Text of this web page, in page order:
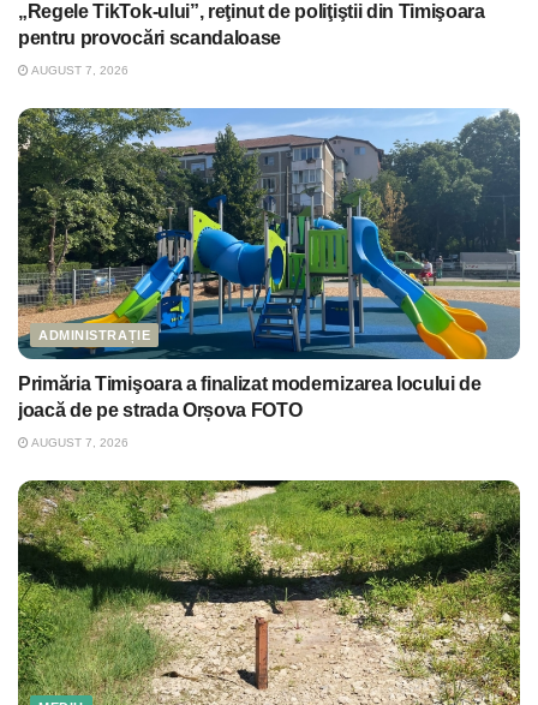
„Regele TikTok-ului”, reţinut de poliţiştii din Timişoara
pentru provocări scandaloase
AUGUST 7, 2026
ADMINISTRAȚIE
Primăria Timişoara a finalizat modernizarea locului de
joacă de pe strada Orșova FOTO
AUGUST 7, 2026